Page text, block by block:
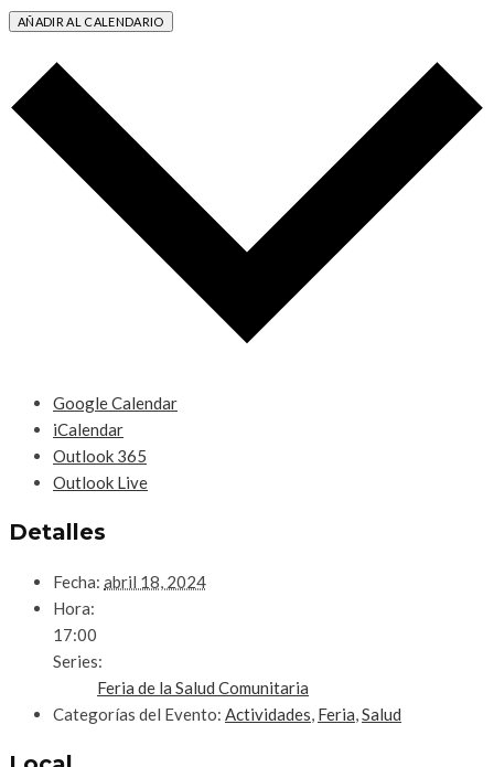
AÑADIR AL CALENDARIO
Google Calendar
iCalendar
Outlook 365
Outlook Live
Detalles
Fecha: abril 18, 2024
Hora:
17:00
Series:
Feria de la Salud Comunitaria
Categorías del Evento: Actividades, Feria,Salud